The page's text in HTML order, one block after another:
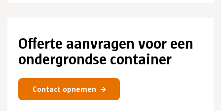
Offerte aanvragen voor een
ondergrondse container
Contact opnemen